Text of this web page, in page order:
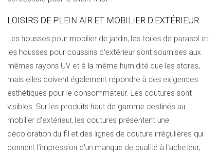
LOISIRS DE PLEIN AIR ET MOBILIER D'EXTÉRIEUR
Les housses pour mobilier de jardin, les toiles de parasol et
les housses pour coussins d'extérieur sont soumises aux
mêmes rayons UV et à la même humidité que les stores,
mais elles doivent également répondre à des exigences
esthétiques pour le consommateur. Les coutures sont
visibles. Sur les produits haut de gamme destinés au
mobilier d'extérieur, les coutures présentent une
décoloration du fil et des lignes de couture irrégulières qui
donnent l'impression d'un manque de qualité à l'acheteur,